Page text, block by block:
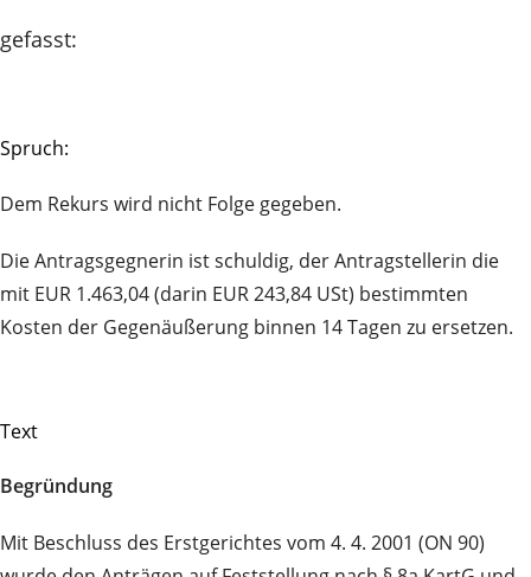
gefasst:
Spruch:
Dem Rekurs wird nicht Folge gegeben.
Die Antragsgegnerin ist schuldig, der Antragstellerin die
mit EUR 1.463,04 (darin EUR 243,84 USt) bestimmten
Kosten der Gegenäußerung binnen 14 Tagen zu ersetzen.
Text
Begründung
Mit Beschluss des Erstgerichtes vom 4. 4. 2001 (ON 90)